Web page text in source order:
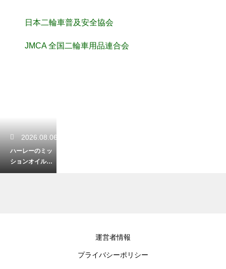
日本二輪車普及安全協会
JMCA 全国二輪車用品連合会
2026.08.06
ハーレーのミッ
ションオイルの
量の確認方法！
運営者情報
プライバシーポリシー